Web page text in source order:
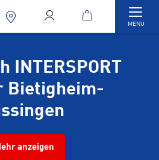
MENU
INTERSPORT
Bietigheim-
anzeigen